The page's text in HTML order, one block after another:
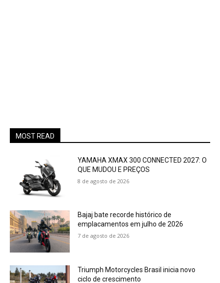
MOST READ
YAMAHA XMAX 300 CONNECTED 2027: O
QUE MUDOU E PREÇOS
8 de agosto de 2026
Bajaj bate recorde histórico de
emplacamentos em julho de 2026
7 de agosto de 2026
Triumph Motorcycles Brasil inicia novo
ciclo de crescimento